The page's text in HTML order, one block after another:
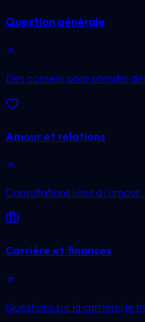
Question générale
Des conseils pour prendre
Amour et relations
Consultations liées à
Carrière et finances
Questions sur la carrière, le